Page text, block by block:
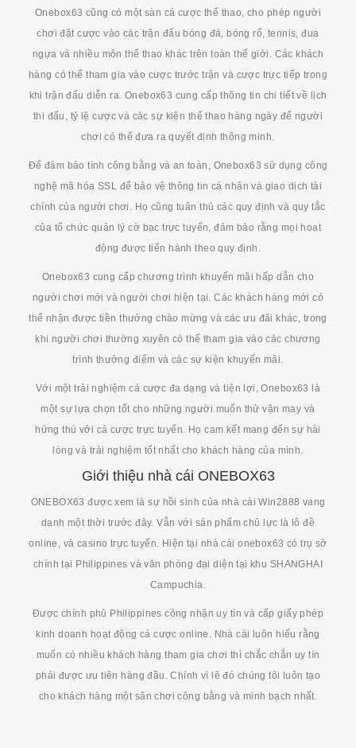
Onebox63 cũng có một sàn cá cược thể thao, cho phép người
chơi đặt cược vào các trận đấu bóng đá, bóng rổ, tennis, đua
ngựa và nhiều môn thể thao khác trên toàn thế giới. Các khách
hàng có thể tham gia vào cược trước trận và cược trực tiếp trong
khi trận đấu diễn ra. Onebox63 cung cấp thông tin chi tiết về lịch
thi đấu, tỷ lệ cược và các sự kiện thể thao hàng ngày để người
chơi có thể đưa ra quyết định thông minh.
Để đảm bảo tính công bằng và an toàn, Onebox63 sử dụng công
nghệ mã hóa SSL để bảo vệ thông tin cá nhân và giao dịch tài
chính của người chơi. Họ cũng tuân thủ các quy định và quy tắc
của tổ chức quản lý cờ bạc trực tuyến, đảm bảo rằng mọi hoạt
động được tiến hành theo quy định.
Onebox63 cung cấp chương trình khuyến mãi hấp dẫn cho
người chơi mới và người chơi hiện tại. Các khách hàng mới có
thể nhận được tiền thưởng chào mừng và các ưu đãi khác, trong
khi người chơi thường xuyên có thể tham gia vào các chương
trình thưởng điểm và các sự kiện khuyến mãi.
Với một trải nghiệm cá cược đa dạng và tiện lợi, Onebox63 là
một sự lựa chọn tốt cho những người muốn thử vận may và
hứng thú với cá cược trực tuyến. Họ cam kết mang đến sự hài
lòng và trải nghiệm tốt nhất cho khách hàng của mình.
Giới thiệu nhà cái ONEBOX63
ONEBOX63 được xem là sự hồi sinh của nhà cái Win2888 vang
danh một thời trước đây. Vẫn với sản phẩm chủ lực là lô đề
online, và casino trực tuyến. Hiện tại nhà cái onebox63 có trụ sở
chính tại Philippines và văn phòng đại diện tại khu SHANGHAI
Campuchia.
Được chính phủ Philippines công nhận uy tín và cấp giấy phép
kinh doanh hoạt động cá cược online. Nhà cái luôn hiểu rằng
muốn có nhiều khách hàng tham gia chơi thì chắc chắn uy tín
phải được ưu tiên hàng đầu. Chính vì lẽ đó chúng tôi luôn tạo
cho khách hàng một sân chơi công bằng và minh bạch nhất.